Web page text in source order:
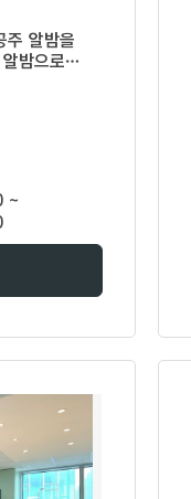
주 알밤을
밤으로
~